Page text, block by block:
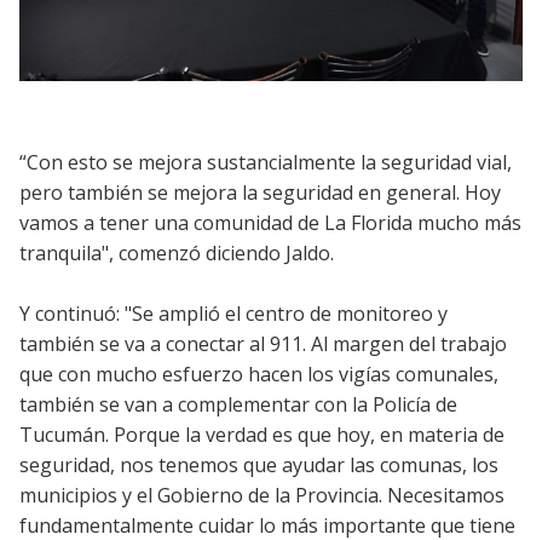
“Con esto se mejora sustancialmente la seguridad vial,
pero también se mejora la seguridad en general. Hoy
vamos a tener una comunidad de La Florida mucho más
tranquila", comenzó diciendo Jaldo.
Y continuó: "Se amplió el centro de monitoreo y
también se va a conectar al 911. Al margen del trabajo
que con mucho esfuerzo hacen los vigías comunales,
también se van a complementar con la Policía de
Tucumán. Porque la verdad es que hoy, en materia de
seguridad, nos tenemos que ayudar las comunas, los
municipios y el Gobierno de la Provincia. Necesitamos
fundamentalmente cuidar lo más importante que tiene